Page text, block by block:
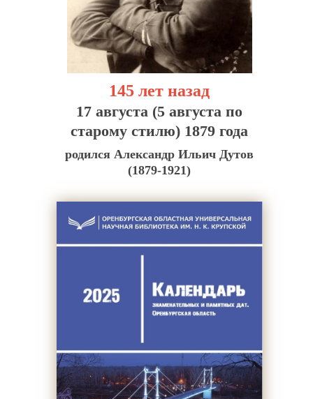
145 лет назад
17 августа (5 августа по
старому стилю) 1879 года
родился Александр Ильич Дутов
(1879-1921)